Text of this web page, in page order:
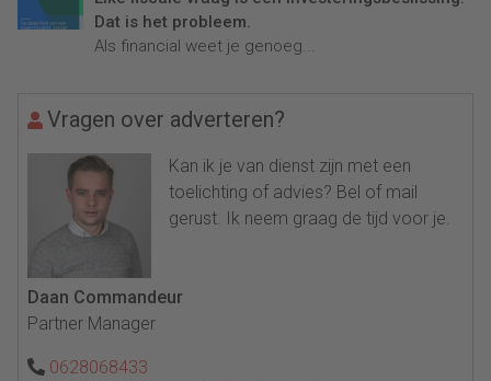
Dat is het probleem.
Als financial weet je genoeg...
Vragen over adverteren?
Kan ik je van dienst zijn met een
toelichting of advies? Bel of mail
gerust. Ik neem graag de tijd voor je.
Daan Commandeur
Partner Manager
0628068433